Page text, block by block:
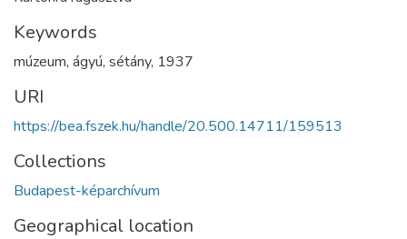
Keywords
múzeum, ágyú, sétány, 1937
URI
https://bea.fszek.hu/handle/20.500.14711/159513
Collections
Budapest-képarchívum
Geographical location